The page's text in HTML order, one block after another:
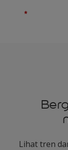
Lihat tren